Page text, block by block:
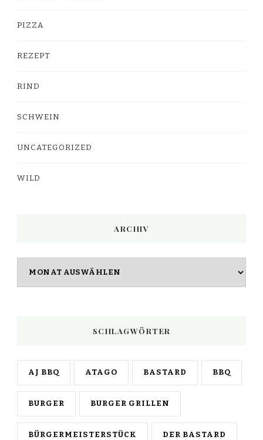
PIZZA
REZEPT
RIND
SCHWEIN
UNCATEGORIZED
WILD
ARCHIV
SCHLAGWÖRTER
AJ BBQ ATAGO BASTARD BBQ
BURGER BURGER GRILLEN
BÜRGERMEISTERSTÜCK DER BASTARD